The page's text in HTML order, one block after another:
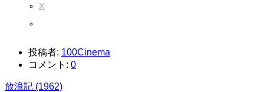
X
投稿者: 100Cinema
コメント: 0
放浪記 (1962)